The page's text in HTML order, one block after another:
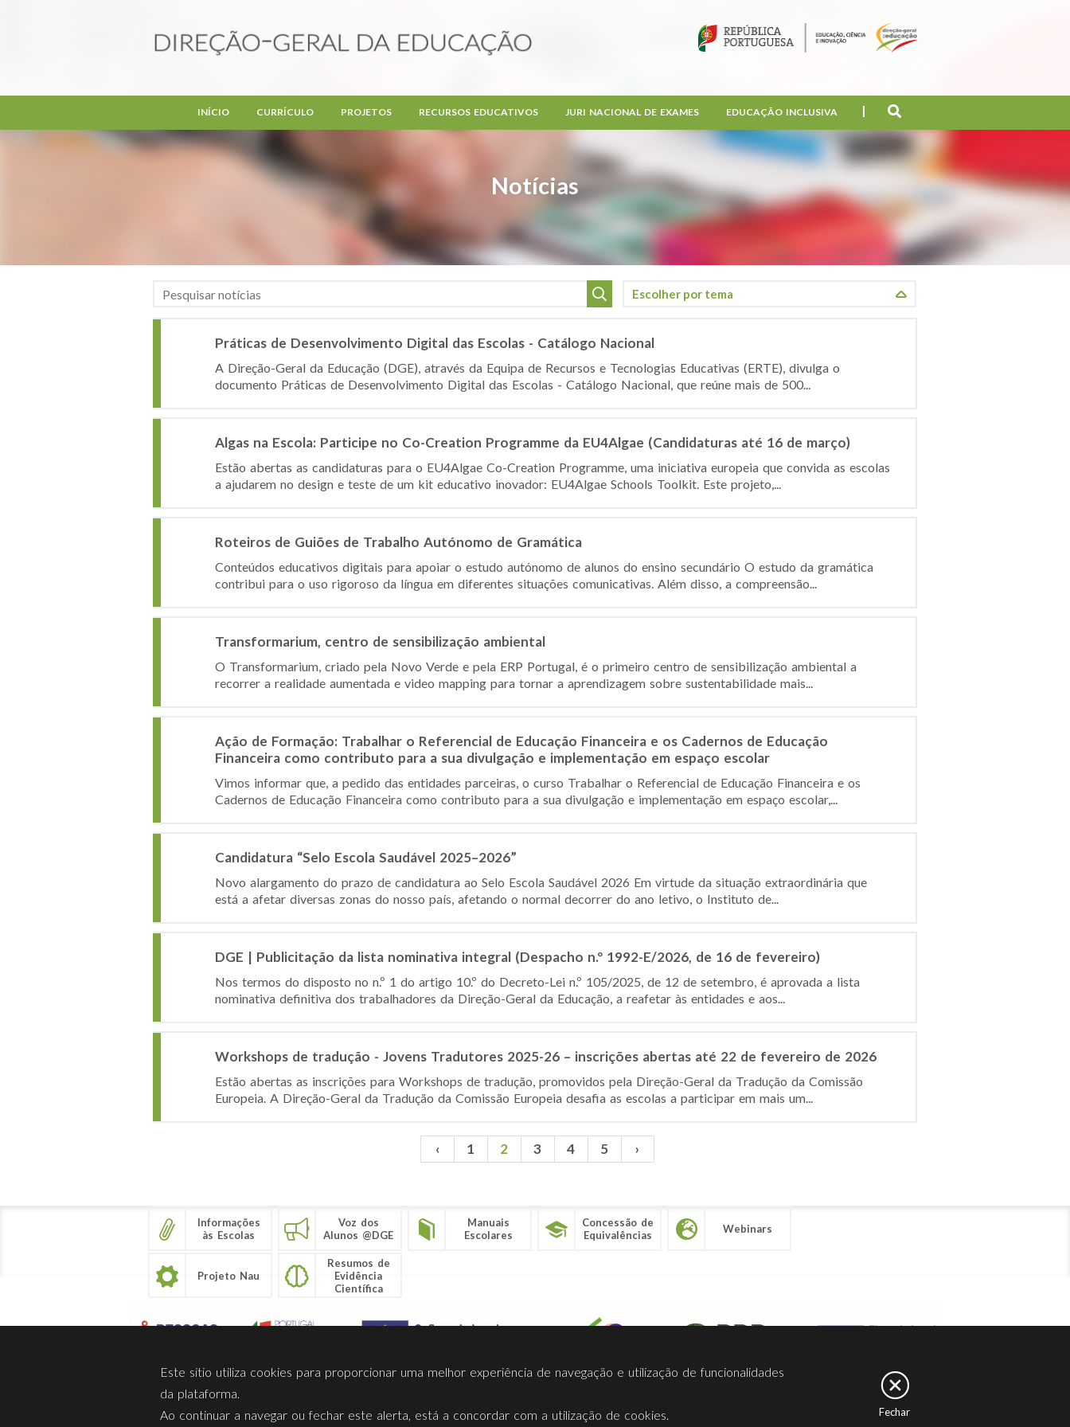
Notícias
INÍCIO CURRÍCULO PROJETOS RECURSOS EDUCATIVOS JURI NACIONAL DE EXAMES EDUCAÇÃO INCLUSIVA
Práticas de Desenvolvimento Digital das Escolas - Catálogo Nacional
A Direção-Geral da Educação (DGE), através da Equipa de Recursos e Tecnologias Educativas (ERTE), divulga o
documento Práticas de Desenvolvimento Digital das Escolas - Catálogo Nacional, que reúne mais de 500...
Algas na Escola: Participe no Co-Creation Programme da EU4Algae (Candidaturas até 16 de março)
Estão abertas as candidaturas para o EU4Algae Co-Creation Programme, uma iniciativa europeia que convida as escolas
a ajudarem no design e teste de um kit educativo inovador: EU4Algae Schools Toolkit. Este projeto,...
Roteiros de Guiões de Trabalho Autónomo de Gramática
Conteúdos educativos digitais para apoiar o estudo autónomo de alunos do ensino secundário O estudo da gramática
contribui para o uso rigoroso da língua em diferentes situações comunicativas. Além disso, a compreensão...
Transformarium, centro de sensibilização ambiental
O Transformarium, criado pela Novo Verde e pela ERP Portugal, é o primeiro centro de sensibilização ambiental a
recorrer a realidade aumentada e video mapping para tornar a aprendizagem sobre sustentabilidade mais...
Ação de Formação: Trabalhar o Referencial de Educação Financeira e os Cadernos de Educação
Financeira como contributo para a sua divulgação e implementação em espaço escolar
Vimos informar que, a pedido das entidades parceiras, o curso Trabalhar o Referencial de Educação Financeira e os
Cadernos de Educação Financeira como contributo para a sua divulgação e implementação em espaço escolar,...
Candidatura “Selo Escola Saudável 2025–2026”
Novo alargamento do prazo de candidatura ao Selo Escola Saudável 2026 Em virtude da situação extraordinária que
está a afetar diversas zonas do nosso país, afetando o normal decorrer do ano letivo, o Instituto de...
DGE | Publicitação da lista nominativa integral (Despacho n.º 1992-E/2026, de 16 de fevereiro)
Nos termos do disposto no n.º 1 do artigo 10.º do Decreto-Lei n.º 105/2025, de 12 de setembro, é aprovada a lista
nominativa definitiva dos trabalhadores da Direção-Geral da Educação, a reafetar às entidades e aos...
Workshops de tradução - Jovens Tradutores 2025-26 – inscrições abertas até 22 de fevereiro de 2026
Estão abertas as inscrições para Workshops de tradução, promovidos pela Direção-Geral da Tradução da Comissão
Europeia. A Direção-Geral da Tradução da Comissão Europeia desafia as escolas a participar em mais um...
‹ 1 2 3 4 5 ›
Informações
às Escolas
Voz dos
Alunos @DGE
Manuais
Escolares
Concessão de
Equivalências
Webinars
Projeto Nau
Resumos de
Evidência
Científica
Sobre Nós Privacidade Termos Utilização Contactos Ligações Facebook
Este sítio utiliza cookies para proporcionar uma melhor experiência de navegação e utilização de funcionalidades
da plataforma.
Ao continuar a navegar ou fechar este alerta, está a concordar com a utilização de cookies.
Fechar